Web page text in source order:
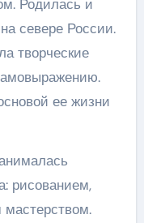
Родилась и
севере России.
творческие
ее жизни
рисованием,